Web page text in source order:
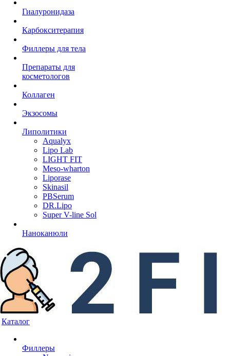
Гиалуронидаза
Карбокситерапия
Филлеры для тела
Препараты для
косметологов
Коллаген
Экзосомы
Липолитики
Aqualyx
Lipo Lab
LIGHT FIT
Meso-wharton
Liporase
Skinasil
PBSerum
DR.Lipo
Super V-line Sol
Наноканюли
Каталог
Филлеры